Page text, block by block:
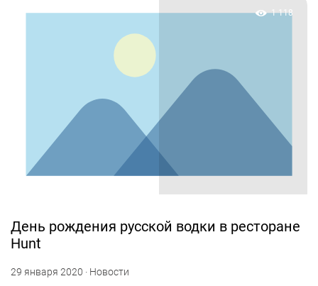
1 118
День рождения русской водки в ресторане
Hunt
29 января 2020 · Новости